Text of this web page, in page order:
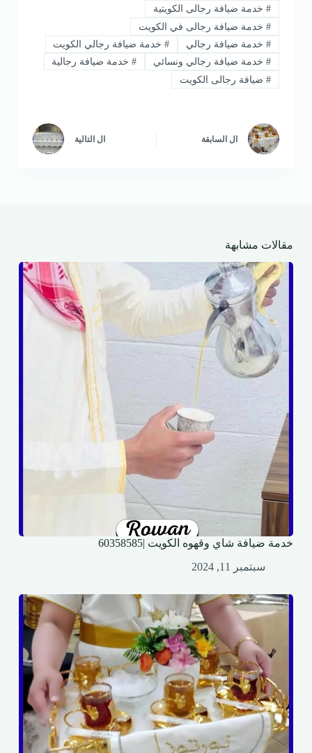
#خدمة ضيافة رجالى الكويتية
#خدمة ضيافة رجالى في الكويت
#خدمة ضيافة رجالي #خدمة ضيافة رجالي الكويت
#خدمة ضيافة رجالي ونسائي #خدمة ضيافة رجالية
#ضيافة رجالى الكويت
ال السابقة ال التالية
مقالات مشابهة
خدمة ضيافة شاي وقهوه الكويت |60358585
سبتمبر 11, 2024